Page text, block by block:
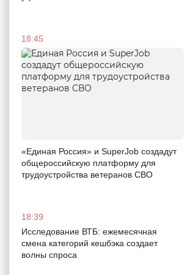
18:45
«Единая Россия» и SuperJob создадут
общероссийскую платформу для
трудоустройства ветеранов СВО
18:39
Исследование ВТБ: ежемесячная
смена категорий кешбэка создает
волны спроса